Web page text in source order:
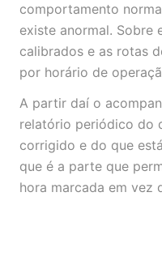
comportamento
existe anormal. Sobre
calibrados e as rotas
por horário de
A partir daí o
relatório periódico do
corrigido e do que
que é a parte que
hora marcada em vez